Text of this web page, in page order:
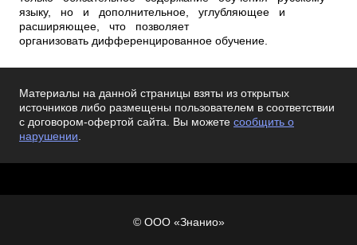
Материалы на данной страницы взяты из открытых
источников либо размещены пользователем в соответствии
с договором-офертой сайта. Вы можете сообщить о
нарушении.
© ООО «Знанио»